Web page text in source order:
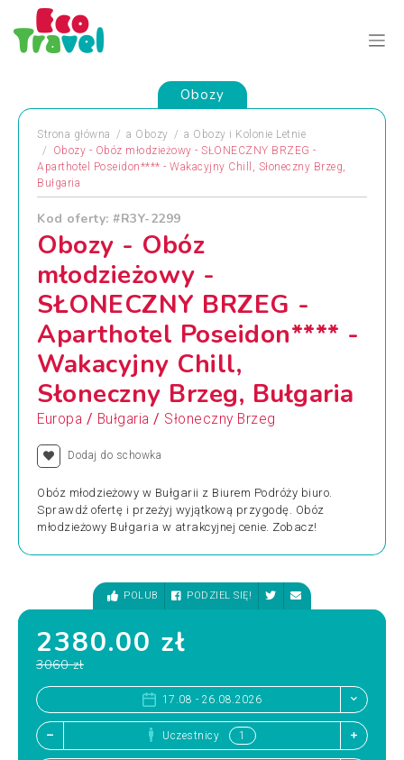
Obozy
Strona główna a Obozy a Obozy i Kolonie Letnie
Obozy - Obóz młodzieżowy - SŁONECZNY BRZEG -
Aparthotel Poseidon**** - Wakacyjny Chill, Słoneczny Brzeg,
Bułgaria
Kod oferty: #R3Y-2299
Obozy - Obóz
młodzieżowy -
SŁONECZNY BRZEG -
Aparthotel Poseidon**** -
Wakacyjny Chill,
Słoneczny Brzeg, Bułgaria
Europa / Bułgaria / Słoneczny Brzeg
Dodaj do schowka
Obóz młodzieżowy w Bułgarii z Biurem Podróży biuro.
Sprawdź ofertę i przeżyj wyjątkową przygodę. Obóz
młodzieżowy Bułgaria w atrakcyjnej cenie. Zobacz!
POLUB PODZIEL SIĘ!
2380.00 zł
3060 zł
17.08 - 26.08.2026
Uczestnicy